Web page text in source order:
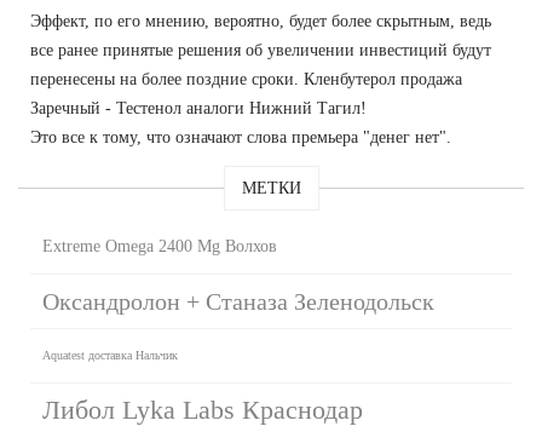
Эффект, по его мнению, вероятно, будет более скрытным, ведь
все ранее принятые решения об увеличении инвестиций будут
перенесены на более поздние сроки. Кленбутерол продажа
Заречный - Тестенол аналоги Нижний Тагил!
Это все к тому, что означают слова премьера "денег нет".
МЕТКИ
Extreme Omega 2400 Mg Волхов
Оксандролон + Станаза Зеленодольск
Aquatest доставка Нальчик
Либол Lyka Labs Краснодар